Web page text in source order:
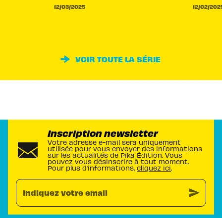
12/03/2025 12/02/
VOIR TOUTE LA SÉRIE
Inscription newsletter
Votre adresse e-mail sera uniquement
utilisée pour vous envoyer des informations
sur les actualités de Pika Édition. Vous
pouvez vous désinscrire à tout moment.
Pour plus d’informations, cliquez ici.
Indiquez votre email send